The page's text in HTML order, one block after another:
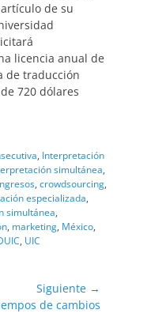
de su
licencia anual de
de traducción
720 dólares
, Interpretación
simultánea,
, crowdsourcing,
especializada,
simultánea,
, marketing, México,
, UIC
Siguiente →
de cambios